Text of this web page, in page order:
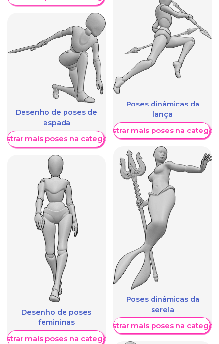
Desenho de poses de
espada
mais poses na categoria
Desenho de poses
femininas
mais poses na categoria
Poses dinâmicas da
lança
Mostrar mais poses na
Poses dinâmicas da
sereia
Mostrar mais poses na